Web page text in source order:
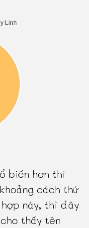
biến hơn thì
cách thứ
này, thì đây
thấy tên